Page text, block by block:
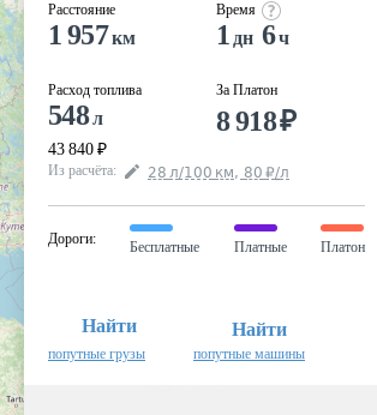
Расстояние
1 957км
Расход топлива
548л
43 840 ₽
Время
1 дн 6ч
За Платон
8 918₽
Из расчёта: 28 л/100 км, 80 ₽/л
Дороги:
Бесплатные Платные Платон
Найти
попутные грузы
Найти
попутные машины